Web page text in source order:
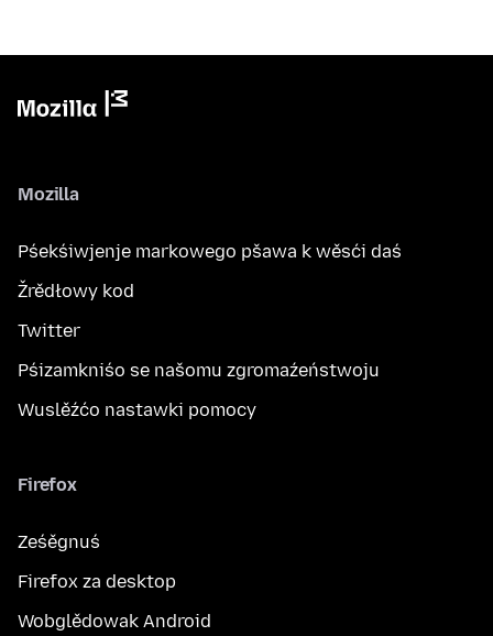
Mozilla
Pśekśiwjenje markowego pšawa k wěsći daś
Žrědłowy kod
Twitter
Pśizamkniśo se našomu zgromaźeństwoju
Wuslěźćo nastawki pomocy
Firefox
Ześěgnuś
Firefox za desktop
Wobglědowak Android